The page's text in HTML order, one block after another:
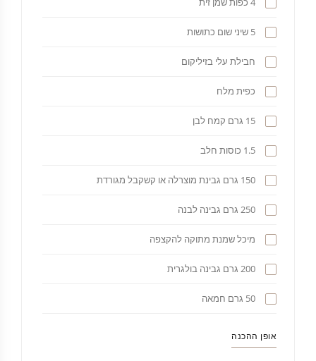
5 שיני שום כתושות
חבילת עלי בזיליקום
כפית מלח
15 גרם קמח לבן
1.5 כוסות חלב
150 גרם גבינת מוצרלה או קשקבל מגורדת
250 גרם גבינה לבנה
מיכל שמנת מתוקה להקצפה
200 גרם גבינה בולגרית
50 גרם חמאה
אופן ההכנה